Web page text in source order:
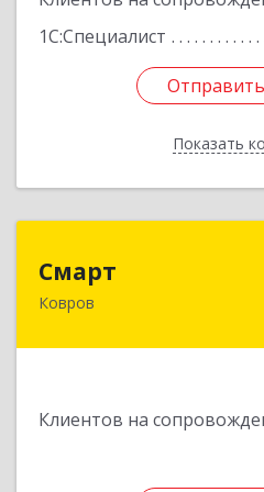
1С:Специалист
Показать
Смарт
Ковров
Клиентов на
601900, Владимирская